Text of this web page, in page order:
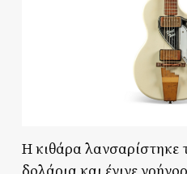
Η κιθάρα λανσαρίστηκε